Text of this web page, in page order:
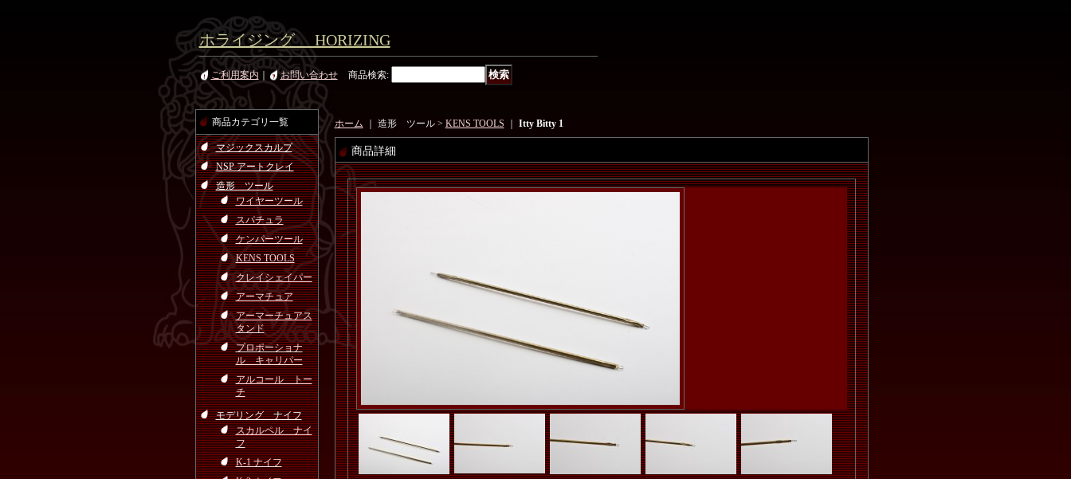
ホライジング HORIZING
ご利用案内 お問い合わせ 商品検索:
商品カテゴリ一覧
マジックスカルプ
NSP アートクレイ
造形 ツール
ワイヤーツール
スパチュラ
ケンパーツール
KENS TOOLS
クレイシェイパー
アーマチュア
アーマーチュアス
タンド
プロポーショナ
ル キャリパー
アルコール トー
チ
モデリング ナイフ
スカルペル ナイ
フ
K-1 ナイフ
ホーム ｜ 造形 ツール > KENS TOOLS Itty Bitty 1
商品詳細